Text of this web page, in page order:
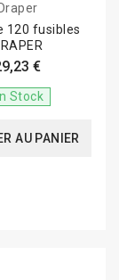
Draper
120 fusibles
€
Stock
AU PANIER